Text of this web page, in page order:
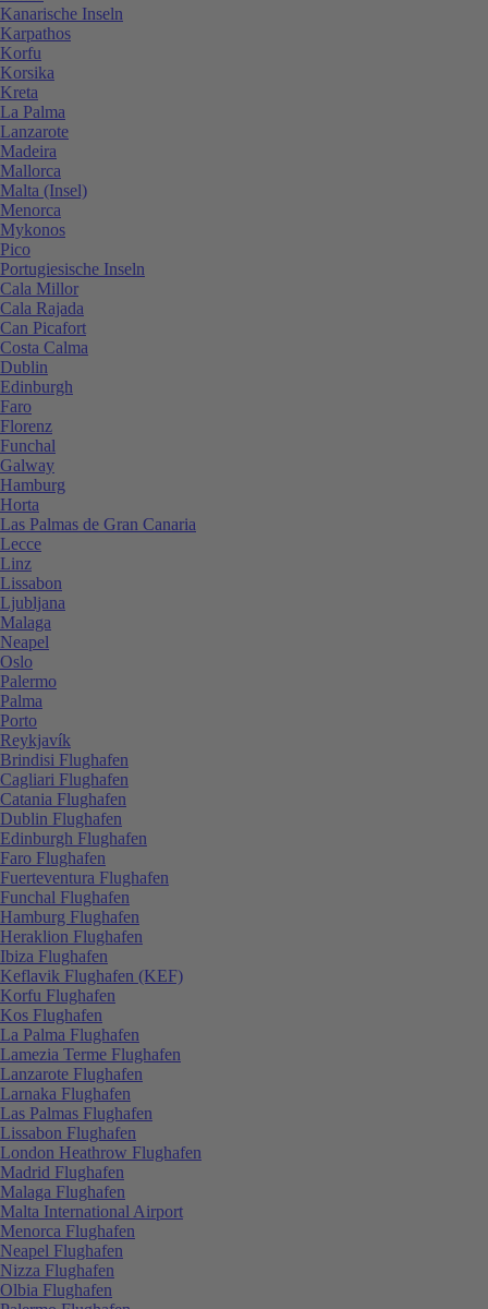
Kanarische Inseln
Karpathos
Korfu
Korsika
Kreta
La Palma
Lanzarote
Madeira
Mallorca
Malta (Insel)
Menorca
Mykonos
Pico
Portugiesische Inseln
Cala Millor
Cala Rajada
Can Picafort
Costa Calma
Dublin
Edinburgh
Faro
Florenz
Funchal
Galway
Hamburg
Horta
Las Palmas de Gran Canaria
Lecce
Linz
Lissabon
Ljubljana
Malaga
Neapel
Oslo
Palermo
Palma
Porto
Reykjavík
Brindisi Flughafen
Cagliari Flughafen
Catania Flughafen
Dublin Flughafen
Edinburgh Flughafen
Faro Flughafen
Fuerteventura Flughafen
Funchal Flughafen
Hamburg Flughafen
Heraklion Flughafen
Ibiza Flughafen
Keflavik Flughafen (KEF)
Korfu Flughafen
Kos Flughafen
La Palma Flughafen
Lamezia Terme Flughafen
Lanzarote Flughafen
Larnaka Flughafen
Las Palmas Flughafen
Lissabon Flughafen
London Heathrow Flughafen
Madrid Flughafen
Malaga Flughafen
Malta International Airport
Menorca Flughafen
Neapel Flughafen
Nizza Flughafen
Olbia Flughafen